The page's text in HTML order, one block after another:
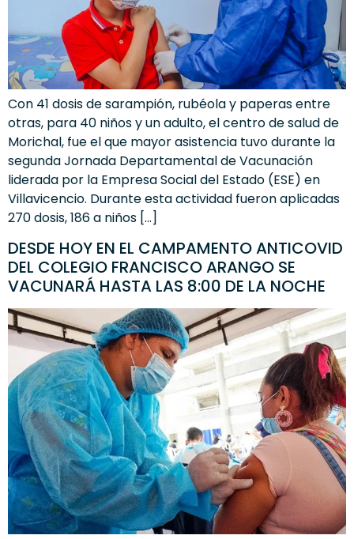
Con 41 dosis de sarampión, rubéola y paperas entre
otras, para 40 niños y un adulto, el centro de salud de
Morichal, fue el que mayor asistencia tuvo durante la
segunda Jornada Departamental de Vacunación
liderada por la Empresa Social del Estado (ESE) en
Villavicencio. Durante esta actividad fueron aplicadas
270 dosis, 186 a niños […]
DESDE HOY EN EL CAMPAMENTO ANTICOVID
DEL COLEGIO FRANCISCO ARANGO SE
VACUNARÁ HASTA LAS 8:00 DE LA NOCHE